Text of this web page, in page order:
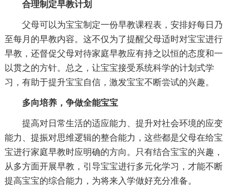
合理制定早教计划
父母可以为宝宝制定一份早教课程表，安排好每日乃
至每月的早教内容。这不仅为了提醒父母适时对宝宝进行
早教，还督促父母对待家庭早教应有持之以恒的态度和一
以贯之的方针。总之，让宝宝接受系统科学的计划式学
习，有助于提升宝宝自信，激发宝宝不断尝试的兴趣。
多向培养，争做全能宝宝
提高对日常生活的适应能力、提升对社会环境的应变
能力、提振对思维逻辑的整合能力，这些都是父母在给宝
宝进行家庭早教时应明确的方向。只有结合宝宝的兴趣，
从多方面开展早教，引导宝宝进行多元化学习，才能不断
提高宝宝的综合能力，为将来入学做好充分准备。